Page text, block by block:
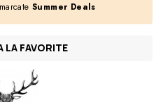
Summer Deals
LA FAVORITE